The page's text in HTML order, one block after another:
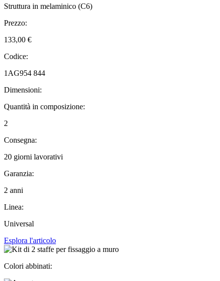
Struttura in melaminico (C6)
Prezzo:
133,00 €
Codice:
1AG954 844
Dimensioni:
Quantità in composizione:
2
Consegna:
20 giorni lavorativi
Garanzia:
2 anni
Linea:
Universal
Esplora l'articolo
Colori abbinati: